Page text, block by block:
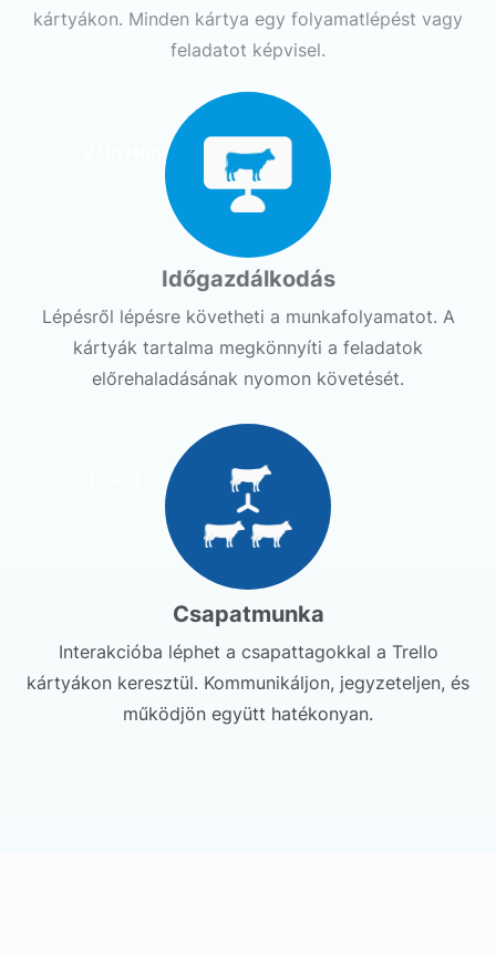
kártyákon. Minden kártya egy folyamatlépést vagy
feladatot képvisel.
2.' in Hungarian would be '2.
Időgazdálkodás
Lépésről lépésre követheti a munkafolyamatot. A
kártyák tartalma megkönnyíti a feladatok
előrehaladásának nyomon követését.
Csapatmunka
Interakcióba léphet a csapattagokkal a Trello
kártyákon keresztül. Kommunikáljon, jegyzeteljen, és
működjön együtt hatékonyan.